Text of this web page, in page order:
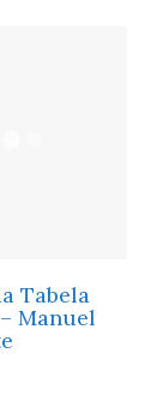
Tabela
Manuel